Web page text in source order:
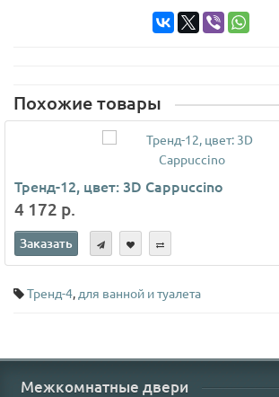
Похожие товары
Тренд-12, цвет: 3D Cappuccino
4 172 р.
Заказать
Тренд-4,для ванной и туалета
Межкомнатные двери